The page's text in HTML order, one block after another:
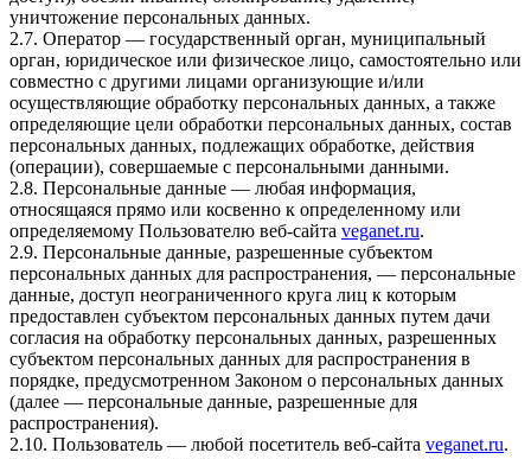
уничтожение персональных данных.
2.7. Оператор — государственный орган, муниципальный
орган, юридическое или физическое лицо, самостоятельно или
совместно с другими лицами организующие и/или
осуществляющие обработку персональных данных, а также
определяющие цели обработки персональных данных, состав
персональных данных, подлежащих обработке, действия
(операции), совершаемые с персональными данными.
2.8. Персональные данные — любая информация,
относящаяся прямо или косвенно к определенному или
определяемому Пользователю веб-сайта veganet.ru.
2.9. Персональные данные, разрешенные субъектом
персональных данных для распространения, — персональные
данные, доступ неограниченного круга лиц к которым
предоставлен субъектом персональных данных путем дачи
согласия на обработку персональных данных, разрешенных
субъектом персональных данных для распространения в
порядке, предусмотренном Законом о персональных данных
(далее — персональные данные, разрешенные для
распространения).
2.10. Пользователь — любой посетитель веб-сайта veganet.ru.